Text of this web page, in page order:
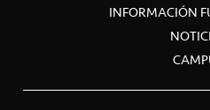
INFORMACIÓN